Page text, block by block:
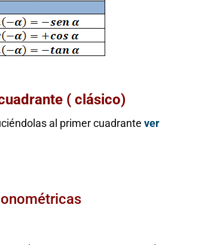
( clásico)
al primer cuadrante ver